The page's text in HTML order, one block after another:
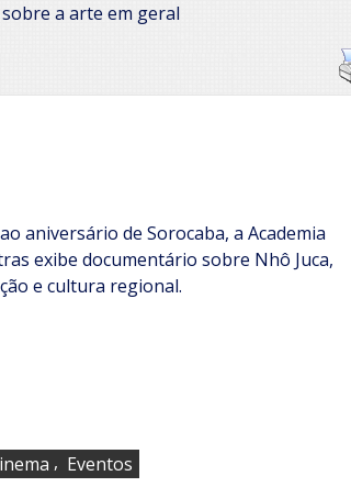
a arte em geral
aniversário de Sorocaba, a Academia
exibe documentário sobre Nhô Juca,
e cultura regional.
, Eventos